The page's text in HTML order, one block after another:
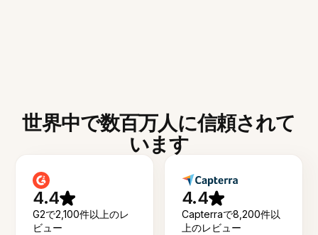
世界中で数百万人に信頼されて
います
4.4
G2で2,100件以上のレ
ビュー
4.4
Capterraで8,200件以
上のレビュー